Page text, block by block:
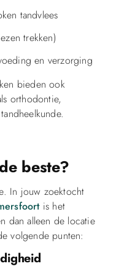
tandvlees
trekken)
en verzorging
bieden ook
orthodontie,
beste?
In jouw zoektocht
is het
dan alleen de locatie
volgende punten: